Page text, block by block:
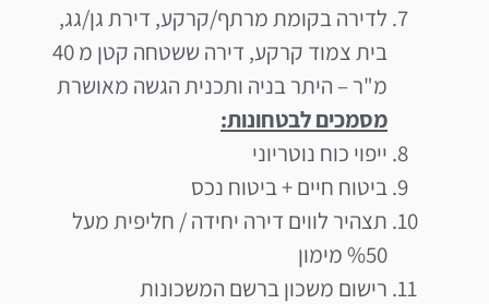
לדירה בקומת מרתף/קרקע, דירת גן/גג,
בית צמוד קרקע, דירה ששטחה קטן מ 40
מ"ר – היתר בניה ותכנית הגשה מאושרת
מסמכים לבטחונות:
ייפוי כוח נוטריוני
ביטוח חיים + ביטוח נכס
תצהיר לווים דירה יחידה / חליפית מעל
%50 מימון
רישום משכון ברשם המשכונות